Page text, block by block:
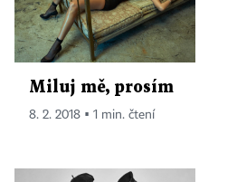
Miluj mě, prosím
8. 2. 2018 ▪ 1 min. čtení